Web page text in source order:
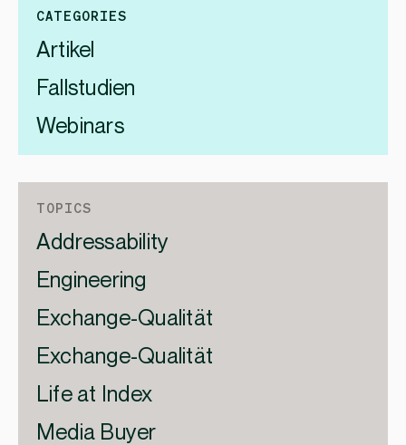
CATEGORIES
Artikel
Fallstudien
Webinars
TOPICS
Addressability
Engineering
Exchange-Qualität
Exchange-Qualität
Life at Index
Media Buyer